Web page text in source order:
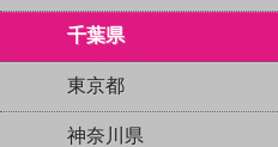
千葉県
東京都
神奈川県